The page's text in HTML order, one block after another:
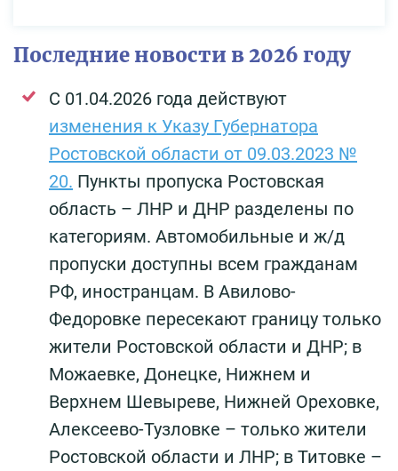
Последние новости в 2026 году
С 01.04.2026 года действуют
изменения к Указу Губернатора
Ростовской области от 09.03.2023 №
20. Пункты пропуска Ростовская
область – ЛНР и ДНР разделены по
категориям. Автомобильные и ж/д
пропуски доступны всем гражданам
РФ, иностранцам. В Авилово-
Федоровке пересекают границу только
жители Ростовской области и ДНР; в
Можаевке, Донецке, Нижнем и
Верхнем Шевыреве, Нижней Ореховке,
Алексеево-Тузловке – только жители
Ростовской области и ЛНР; в Титовке –